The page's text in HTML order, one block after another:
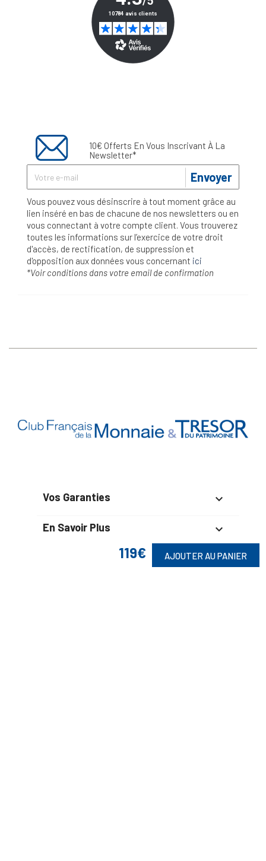
119€ AJOUTER AU PANIER
10€ Offerts En Vous Inscrivant À La
Newsletter*
Envoyer
Vous pouvez vous désinscrire à tout moment grâce au
lien inséré en bas de chacune de nos newsletters ou en
vous connectant à votre compte client. Vous trouverez
toutes les informations sur l’exercice de votre droit
d'accès, de rectification, de suppression et
d'opposition aux données vous concernant ici
*Voir conditions dans votre email de confirmation
Vos Garanties 
En Savoir Plus 
Retrouvez Aussi 